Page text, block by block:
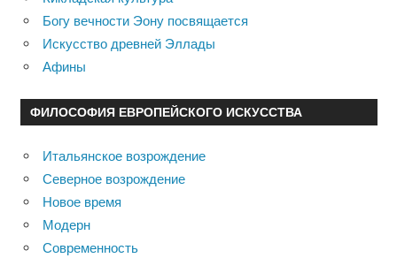
Богу вечности Эону посвящается
Искусство древней Эллады
Афины
ФИЛОСОФИЯ ЕВРОПЕЙСКОГО ИСКУССТВА
Итальянское возрождение
Северное возрождение
Новое время
Модерн
Современность